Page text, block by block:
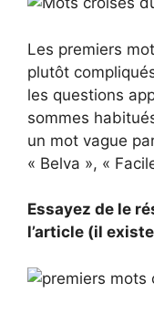
Les premiers
plutôt
les questions
sommes
un mot vague
« Belva », «
Essayez de le
l’article (il